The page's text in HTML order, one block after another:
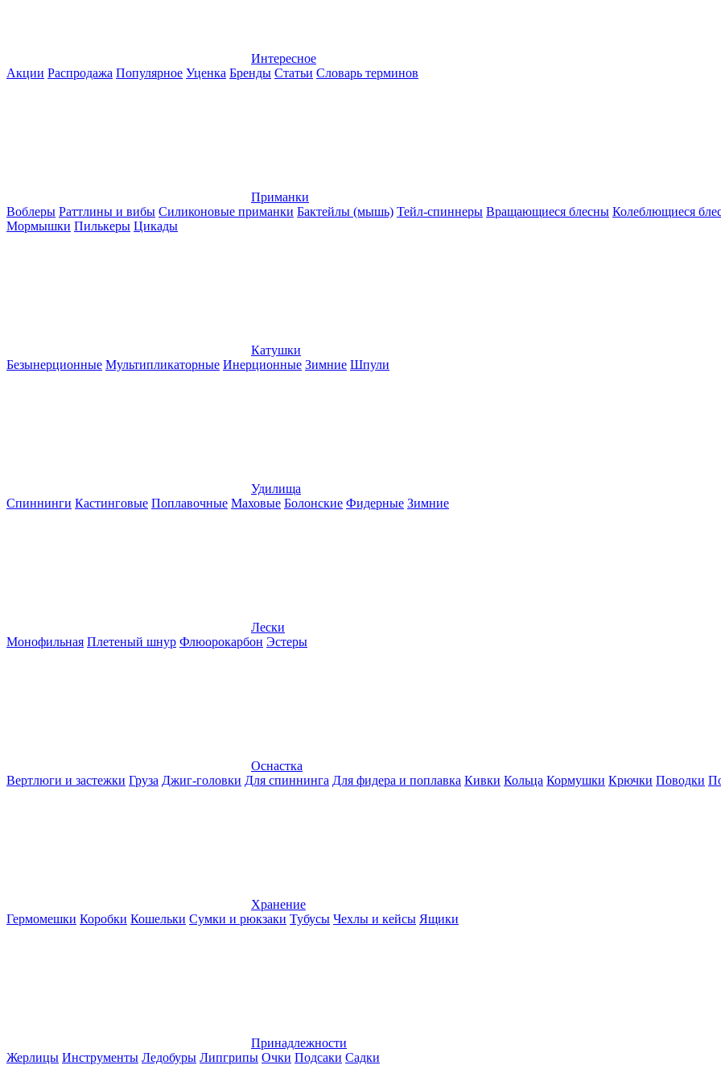
Интересное
Акции Распродажа Популярное Уценка Бренды Статьи Словарь терминов
Приманки
Воблеры Раттлины и вибы Силиконовые приманки Бактейлы (мышь) Тейл-спиннеры Вращающиеся блесны Колеблющиеся
Мормышки Пилькеры Цикады
Катушки
Безынерционные Мультипликаторные Инерционные Зимние Шпули
Удилища
Спиннинги Кастинговые Поплавочные Маховые Болонские Фидерные Зимние
Лески
Монофильная Плетеный шнур Флюорокарбон Эстеры
Оснастка
Вертлюги и застежки Груза Джиг-головки Для спиннинга Для фидера и поплавка Кивки Кольца Кормушки Крючки Поводки
Хранение
Гермомешки Коробки Кошельки Сумки и рюкзаки Тубусы Чехлы и кейсы Ящики
Принадлежности
Жерлицы Инструменты Ледобуры Липгрипы Очки Подсаки Садки